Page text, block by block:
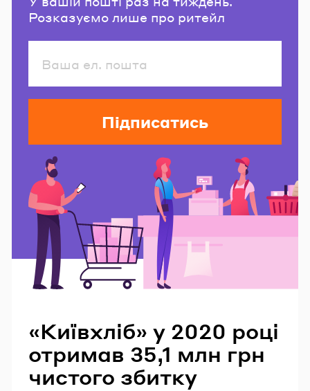
Розказуємо лише про ритейл
Підписатись
«Київхліб» у 2020 році
отримав 35,1 млн грн
чистого збитку